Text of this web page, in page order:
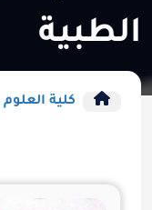
الطبية
كلية العلوم